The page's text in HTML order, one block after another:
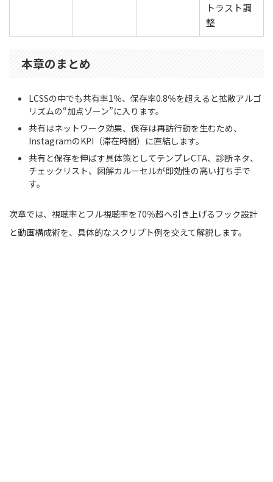
トラスト調
整
本章のまとめ
LCSSの中でも共有率1％、保存率0.8％を超えると拡散アルゴ
リズムの“加点ゾーン”に入ります。
共有はネットワーク効果、保存は再訪行動を生むため、
InstagramのKPI（滞在時間）に直結します。
共有と保存を伸ばす具体策としてテンプレCTA、診断ネタ、
チェックリスト、図解カルーセルが即効性の高い打ち手で
す。
次章では、視聴率とフル視聴率を70％超へ引き上げるフック設計
と動画構成術を、具体的なスクリプト例を交えて解説します。